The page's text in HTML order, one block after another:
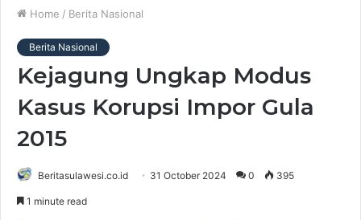
Home / Berita Nasional
Berita Nasional
Kejagung Ungkap Modus
Kasus Korupsi Impor Gula
2015
Beritasulawesi.co.id 31 October 2024 0 395
1 minute read